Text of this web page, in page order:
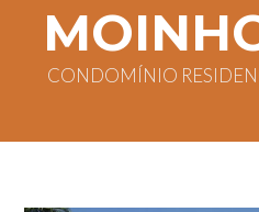
CONDOMÍNIO